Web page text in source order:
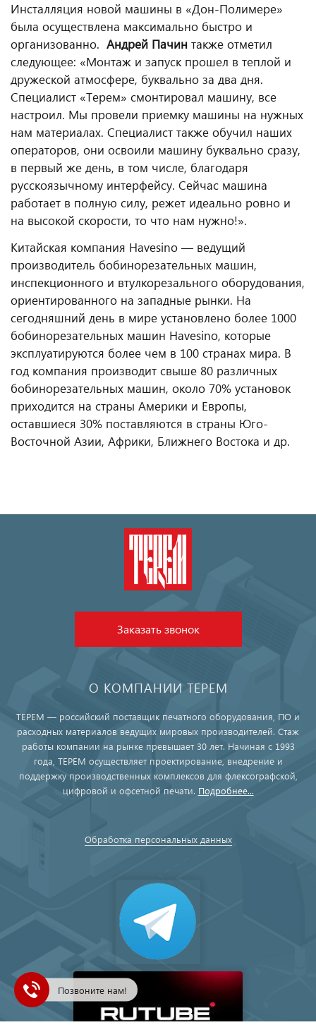
Инсталляция новой машины в «Дон-Полимере»
была осуществлена максимально быстро и
организованно. Андрей Пачин также отметил
следующее: «Монтаж и запуск прошел в теплой и
дружеской атмосфере, буквально за два дня.
Специалист «Терем» смонтировал машину, все
настроил. Мы провели приемку машины на нужных
нам материалах. Специалист также обучил наших
операторов, они освоили машину буквально сразу,
в первый же день, в том числе, благодаря
русскоязычному интерфейсу. Сейчас машина
работает в полную силу, режет идеально ровно и
на высокой скорости, то что нам нужно!».
Китайская компания Havesino — ведущий
производитель бобинорезательных машин,
инспекционного и втулкорезального оборудования,
ориентированного на западные рынки. На
сегодняшний день в мире установлено более 1000
бобинорезательных машин Havesino, которые
эксплуатируются более чем в 100 странах мира. В
год компания производит свыше 80 различных
бобинорезательных машин, около 70% установок
приходится на страны Америки и Европы,
оставшиеся 30% поставляются в страны Юго-
Восточной Азии, Африки, Ближнего Востока и др.
Заказать звонок
О КОМПАНИИ ТЕРЕМ
ТЕРЕМ — российский поставщик печатного оборудования, ПО и
расходных материалов ведущих мировых производителей. Стаж
работы компании на рынке превышает 30 лет. Начиная с 1993
года, ТЕРЕМ осуществляет проектирование, внедрение и
поддержку производственных комплексов для флексографской,
цифровой и офсетной печати. Подробнее...
Обработка персональных данных
Позвоните нам!